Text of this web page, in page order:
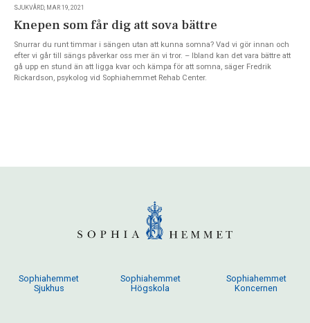
SJUKVÅRD, MAR 19, 2021
Knepen som får dig att sova bättre
Snurrar du runt timmar i sängen utan att kunna somna? Vad vi gör innan och
efter vi går till sängs påverkar oss mer än vi tror. – Ibland kan det vara bättre att
gå upp en stund än att ligga kvar och kämpa för att somna, säger Fredrik
Rickardson, psykolog vid Sophiahemmet Rehab Center.
Sophiahemmet
Sjukhus
Sophiahemmet
Högskola
Sophiahemmet
Koncernen